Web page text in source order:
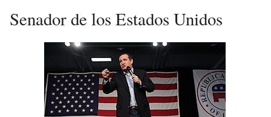
Senador de los Estados Unidos